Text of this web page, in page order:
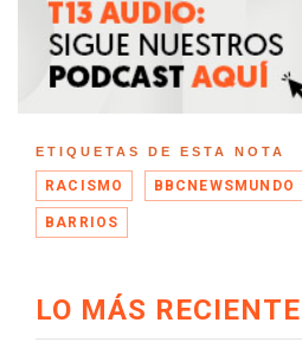
ETIQUETAS DE ESTA NOTA
RACISMO BBCNEWSMUNDO
BARRIOS
LO MÁS RECIENTE